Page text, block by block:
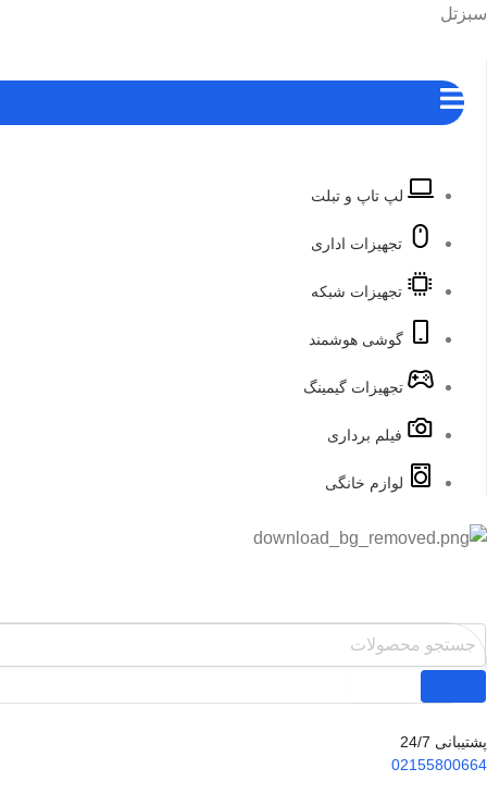
پرش
سبزتل
لپ تاپ و تبلت
تجهیزات اداری
تجهیزات شبکه
گوشی هوشمند
تجهیزات گیمینگ
فیلم برداری
لوازم خانگی
پشتیبانی 24/7
02155800664
فهرست